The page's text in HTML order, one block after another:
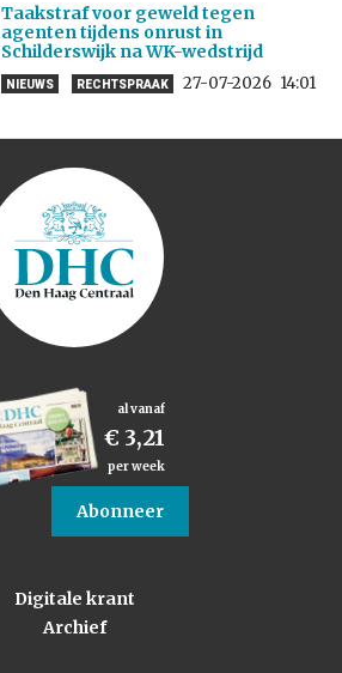
Taakstraf voor geweld tegen
agenten tijdens onrust in
Schilderswijk na WK-wedstrijd
NIEUWS RECHTSPRAAK 27-07-2026 14:01
al vanaf
€ 3,21
per week
Abonneer
Digitale krant
Archief